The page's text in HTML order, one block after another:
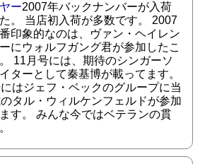
ー2007年バックナンバーが入荷
。 当店初入荷が多数です。 2007
印象的なのは、ヴァン・ヘイレン
にウォルフガング君が参加したこ
11月号には、期待のシンガーソ
ターとして秦基博が載ってます。
はジェフ・ベックのグループに当
タル・ウィルケンフェルドが参加
す。 みんな今ではベテランの貫